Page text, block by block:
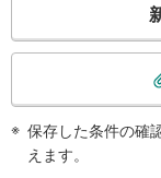
検
保存した条件の確
えます。